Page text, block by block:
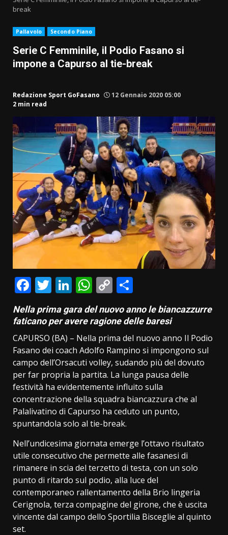
break
Pallavolo Secondo Piano
Serie C Femminile, il Podio Fasano si
impone a Capurso al tie-break
Redazione Sport GoFasano
12 Gennaio 2020 05:00
2 min read
Facebook
Twitter
LinkedIn
WhatsApp
Copy
Nella prima gara del nuovo anno le biancazzurre
faticano per avere ragione delle baresi
CAPURSO (BA) – Nella prima del nuovo anno Il Podio
Fasano dei coach Adolfo Rampino si impongono sul
campo dell’Orsacuti volley, sudando più del dovuto
per far propria la partita. La lunga pausa delle
festività ha evidentemente influito sulla
concentrazione della squadra biancazzura che al
Palalivatino di Capurso ha ceduto un punto,
spuntandola solo al tie-break.
Nell’undicesima giornata emerge l’ottavo risultato
utile consecutivo che permette alle fasanesi di
rimanere in scia del terzetto di testa, con un solo
punto di ritardo sul podio, alla luce del
contemporaneo rallentamento della Brio lingeria
Cerignola, terza compagine del girone, che è uscita
vincente dal campo dello Sportilia Bisceglie al quinto
set.